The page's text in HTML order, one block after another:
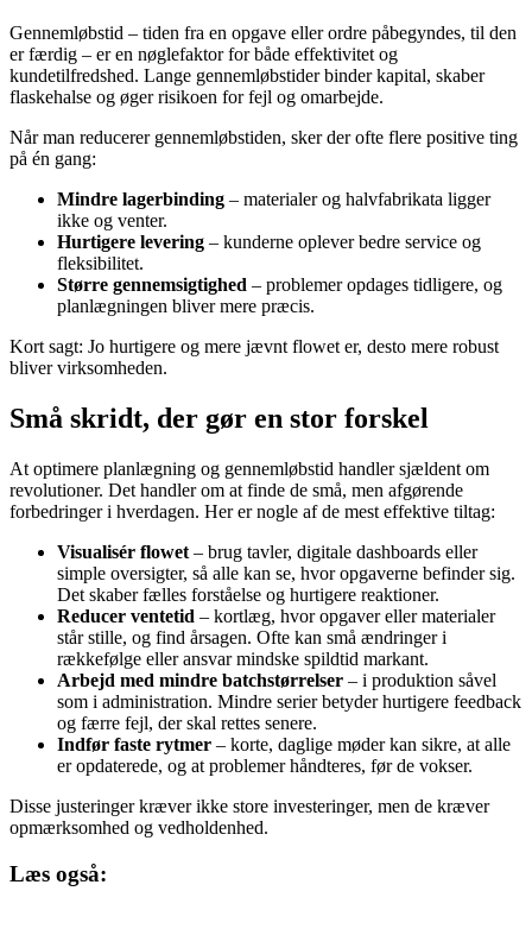
Gennemløbstid – tiden fra en opgave eller ordre påbegyndes, til den
er færdig – er en nøglefaktor for både effektivitet og
kundetilfredshed. Lange gennemløbstider binder kapital, skaber
flaskehalse og øger risikoen for fejl og omarbejde.
Når man reducerer gennemløbstiden, sker der ofte flere positive ting
på én gang:
Mindre lagerbinding – materialer og halvfabrikata ligger
ikke og venter.
Hurtigere levering – kunderne oplever bedre service og
fleksibilitet.
Større gennemsigtighed – problemer opdages tidligere, og
planlægningen bliver mere præcis.
Kort sagt: Jo hurtigere og mere jævnt flowet er, desto mere robust
bliver virksomheden.
Små skridt, der gør en stor forskel
At optimere planlægning og gennemløbstid handler sjældent om
revolutioner. Det handler om at finde de små, men afgørende
forbedringer i hverdagen. Her er nogle af de mest effektive tiltag:
Visualisér flowet – brug tavler, digitale dashboards eller
simple oversigter, så alle kan se, hvor opgaverne befinder sig.
Det skaber fælles forståelse og hurtigere reaktioner.
Reducer ventetid – kortlæg, hvor opgaver eller materialer
står stille, og find årsagen. Ofte kan små ændringer i
rækkefølge eller ansvar mindske spildtid markant.
Arbejd med mindre batchstørrelser – i produktion såvel
som i administration. Mindre serier betyder hurtigere feedback
og færre fejl, der skal rettes senere.
Indfør faste rytmer – korte, daglige møder kan sikre, at alle
er opdaterede, og at problemer håndteres, før de vokser.
Disse justeringer kræver ikke store investeringer, men de kræver
opmærksomhed og vedholdenhed.
Læs også: